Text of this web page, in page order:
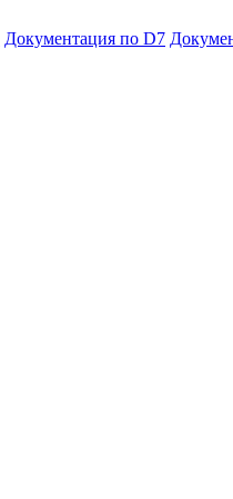
Документация по D7